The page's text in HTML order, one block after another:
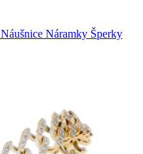
Náušnice Náramky Šperky